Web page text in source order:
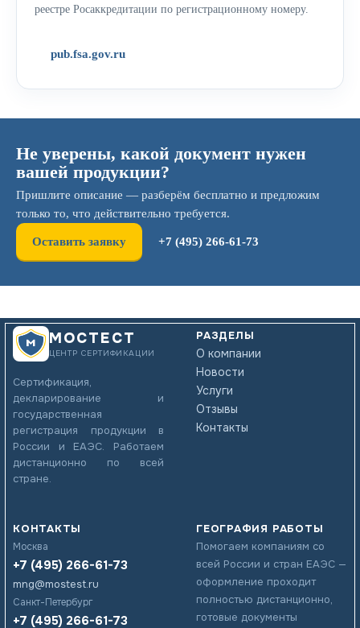
реестре Росаккредитации по регистрационному номеру.
pub.fsa.gov.ru
Не уверены, какой документ нужен
вашей продукции?
Пришлите описание — разберём бесплатно и предложим
только то, что действительно требуется.
Оставить заявку +7 (495) 266-61-73
МОСТЕСТ
ЦЕНТР СЕРТИФИКАЦИИ
Сертификация,
декларирование и
государственная
регистрация продукции в
России и ЕАЭС. Работаем
дистанционно по всей
стране.
РАЗДЕЛЫ
О компании
Новости
Услуги
Отзывы
Контакты
КОНТАКТЫ
Москва
+7 (495) 266-61-73
mng@mostest.ru
Санкт-Петербург
+7 (495) 266-61-73
ГЕОГРАФИЯ РАБОТЫ
Помогаем компаниям со
всей России и стран ЕАЭС —
оформление проходит
полностью дистанционно,
готовые документы